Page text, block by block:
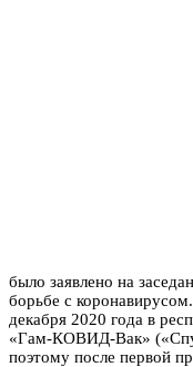
было заявлено на
борьбе с
декабря 2020 года в
«Гам-КОВИД-Вак»
поэтому после первой